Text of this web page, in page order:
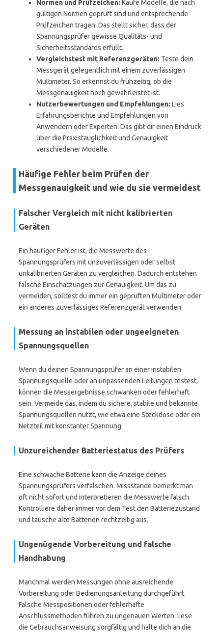
Normen und Prüfzeichen: Kaufe Modelle, die nach
gültigen Normen geprüft sind und entsprechende
Prüfzeichen tragen. Das stellt sicher, dass der
Spannungsprüfer gewisse Qualitäts- und
Sicherheitsstandards erfüllt.
Vergleichstest mit Referenzgeräten: Teste dein
Messgerät gelegentlich mit einem zuverlässigen
Multimeter. So erkennst du frühzeitig, ob die
Messgenauigkeit noch gewährleistet ist.
Nutzerbewertungen und Empfehlungen: Lies
Erfahrungsberichte und Empfehlungen von
Anwendern oder Experten. Das gibt dir einen Eindruck
über die Praxistauglichkeit und Genauigkeit
verschiedener Modelle.
Häufige Fehler beim Prüfen der
Messgenauigkeit und wie du sie vermeidest
Falscher Vergleich mit nicht kalibrierten
Geräten
Ein häufiger Fehler ist, die Messwerte des
Spannungsprüfers mit unzuverlässigen oder selbst
unkalibrierten Geräten zu vergleichen. Dadurch entstehen
falsche Einschätzungen zur Genauigkeit. Um das zu
vermeiden, solltest du immer ein geprüften Multimeter oder
ein anderes zuverlässiges Referenzgerät verwenden.
Messung an instabilen oder ungeeigneten
Spannungsquellen
Wenn du deinen Spannungsprüfer an einer instabilen
Spannungsquelle oder an unpassenden Leitungen testest,
können die Messergebnisse schwanken oder fehlerhaft
sein. Vermeide das, indem du sichere, stabile und bekannte
Spannungsquellen nutzt, wie etwa eine Steckdose oder ein
Netzteil mit konstanter Spannung.
Unzureichender Batteriestatus des Prüfers
Eine schwache Batterie kann die Anzeige deines
Spannungsprüfers verfälschen. Missstände bemerkt man
oft nicht sofort und interpretieren die Messwerte falsch.
Kontrolliere daher immer vor dem Test den Batteriezustand
und tausche alte Batterien rechtzeitig aus.
Ungenügende Vorbereitung und falsche
Handhabung
Manchmal werden Messungen ohne ausreichende
Vorbereitung oder Bedienungsanleitung durchgeführt.
Falsche Messpositionen oder fehlerhafte
Anschlussmethoden führen zu ungenauen Werten. Lese
die Gebrauchsanweisung sorgfältig und halte dich an die